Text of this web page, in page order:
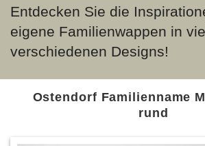
Entdecken Sie die
eigene Familienwappen in
verschiedenen Designs!
Ostendorf Familienname
rund